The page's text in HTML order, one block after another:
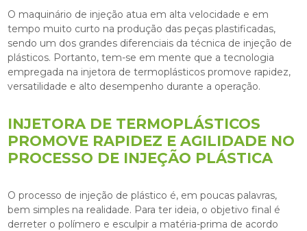
O maquinário de injeção atua em alta velocidade e em
tempo muito curto na produção das peças plastificadas,
sendo um dos grandes diferenciais da técnica de injeção de
plásticos. Portanto, tem-se em mente que a tecnologia
empregada na injetora de termoplásticospromove rapidez,
versatilidade e alto desempenho durante a operação.
INJETORA DE TERMOPLÁSTICOS
PROMOVE RAPIDEZ E AGILIDADE NO
PROCESSO DE INJEÇÃO PLÁSTICA
O processo de injeção de plástico é, em poucas palavras,
bem simples na realidade. Para ter ideia, o objetivo final é
derreter o polímero e esculpir a matéria-prima de acordo